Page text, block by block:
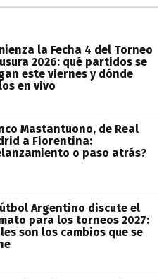
la Fecha 4 del Torneo
2026: qué partidos se
este viernes y dónde
en vivo
Mastantuono, de Real
a Fiorentina:
o paso atrás?
Argentino discute el
para los torneos 2027:
son los cambios que se